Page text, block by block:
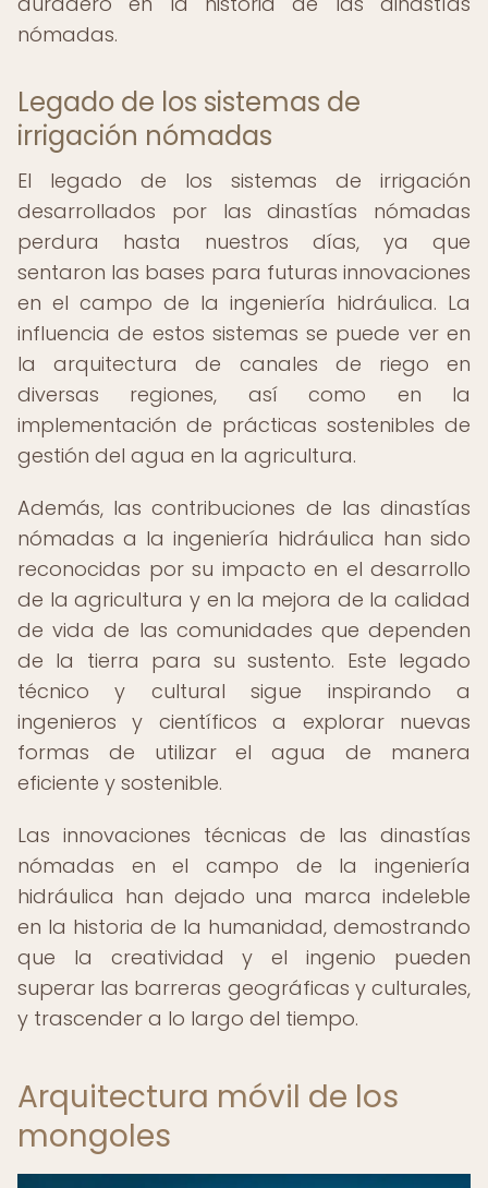
nómadas.
Legado de los sistemas de
irrigación nómadas
El legado de los sistemas de irrigación
desarrollados por las dinastías nómadas
perdura hasta nuestros días, ya que
sentaron las bases para futuras innovaciones
en el campo de la ingeniería hidráulica. La
influencia de estos sistemas se puede ver en
la arquitectura de canales de riego en
diversas regiones, así como en la
implementación de prácticas sostenibles de
gestión del agua en la agricultura.
Además, las contribuciones de las dinastías
nómadas a la ingeniería hidráulica han sido
reconocidas por su impacto en el desarrollo
de la agricultura y en la mejora de la calidad
de vida de las comunidades que dependen
de la tierra para su sustento. Este legado
técnico y cultural sigue inspirando a
ingenieros y científicos a explorar nuevas
formas de utilizar el agua de manera
eficiente y sostenible.
Las innovaciones técnicas de las dinastías
nómadas en el campo de la ingeniería
hidráulica han dejado una marca indeleble
en la historia de la humanidad, demostrando
que la creatividad y el ingenio pueden
superar las barreras geográficas y culturales,
y trascender a lo largo del tiempo.
Arquitectura móvil de los
mongoles